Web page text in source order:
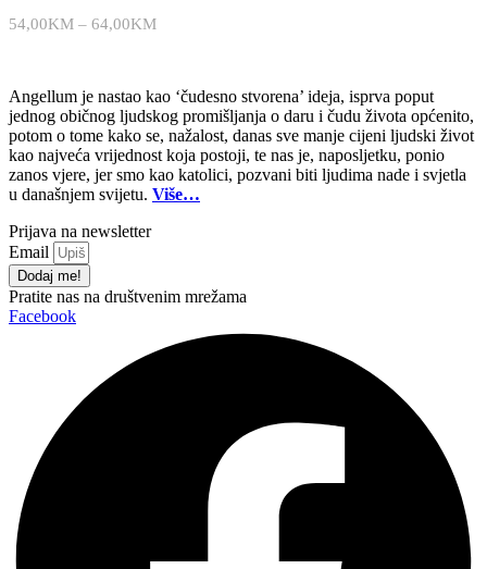
54,00KM – 64,00KM
do
64,00KM
Angellum je nastao kao ‘čudesno stvorena’ ideja, isprva poput
jednog običnog ljudskog promišljanja o daru i čudu života općenito,
potom o tome kako se, nažalost, danas sve manje cijeni ljudski život
kao najveća vrijednost koja postoji, te nas je, naposljetku, ponio
zanos vjere, jer smo kao katolici, pozvani biti ljudima nade i svjetla
u današnjem svijetu. Više…
Prijava na newsletter
Email
Dodaj me!
Pratite nas na društvenim mrežama
Facebook